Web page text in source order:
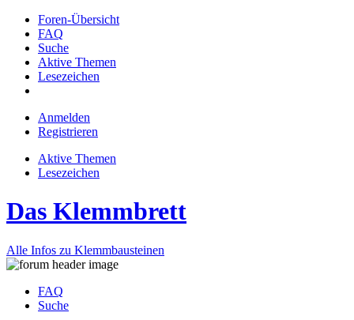
Foren-Übersicht
FAQ
Suche
Aktive Themen
Lesezeichen
Anmelden
Registrieren
Aktive Themen
Lesezeichen
Das Klemmbrett
Alle Infos zu Klemmbausteinen
FAQ
Suche